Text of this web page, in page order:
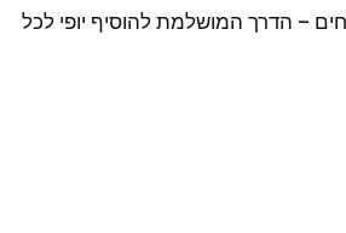
– הדרך המושלמת להוסיף יופי לכל